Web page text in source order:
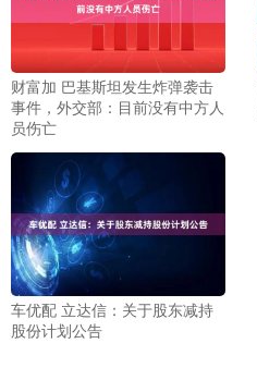
财富加 巴基斯坦发生炸弹袭击
事件，外交部：目前没有中方人
员伤亡
车优配 立达信：关于股东减持
股份计划公告